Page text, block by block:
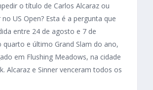
o título de Carlos Alcaraz ou
no US Open? Esta é a pergunta que
entre 24 de agosto e 7 de
quarto e último Grand Slam do ano,
em Flushing Meadows, na cidade
Alcaraz e Sinner venceram todos os